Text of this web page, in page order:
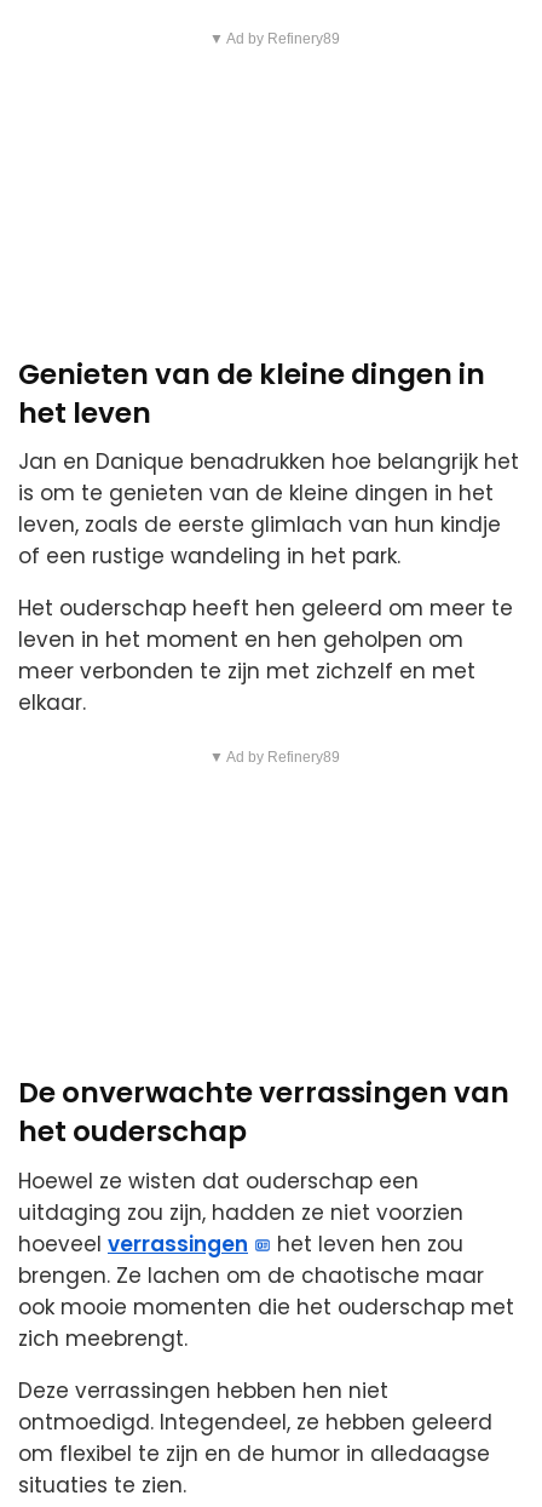
▼ Ad by Refinery89
Genieten van de kleine dingen in
het leven
Jan en Danique benadrukken hoe belangrijk het
is om te genieten van de kleine dingen in het
leven, zoals de eerste glimlach van hun kindje
of een rustige wandeling in het park.
Het ouderschap heeft hen geleerd om meer te
leven in het moment en hen geholpen om
meer verbonden te zijn met zichzelf en met
elkaar.
▼ Ad by Refinery89
De onverwachte verrassingen van
het ouderschap
Hoewel ze wisten dat ouderschap een
uitdaging zou zijn, hadden ze niet voorzien
hoeveel verrassingen
het leven hen zou
brengen. Ze lachen om de chaotische maar
ook mooie momenten die het ouderschap met
zich meebrengt.
Deze verrassingen hebben hen niet
ontmoedigd. Integendeel, ze hebben geleerd
om flexibel te zijn en de humor in alledaagse
situaties te zien.